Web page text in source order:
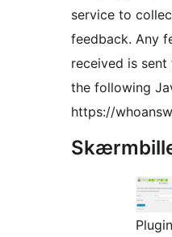
service to
feedback. Any
received is
the following
https://